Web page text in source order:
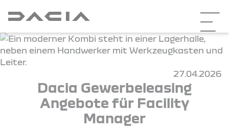
27.04.2026
Dacia Gewerbeleasing
Angebote für Facility
Manager